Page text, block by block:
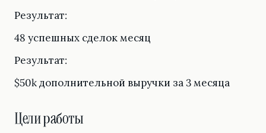
Результат:
48 успешных сделок месяц
Результат:
$50k дополнительной выручки за 3 месяца
Цели работы